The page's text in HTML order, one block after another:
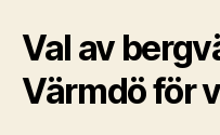
Val av
Värmdö för